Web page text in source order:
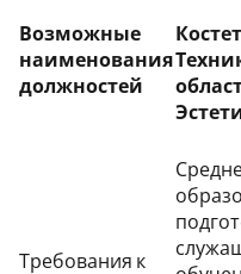
Возможные
наименования
должностей
Требования к